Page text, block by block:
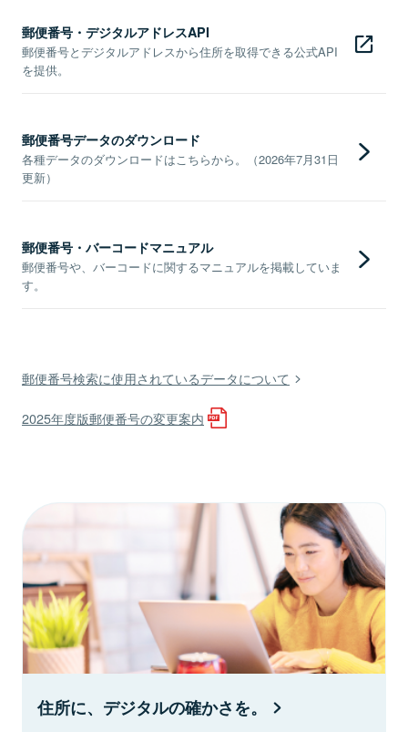
郵便番号・デジタルアドレスAPI
郵便番号とデジタルアドレスから住所を取得できる公式API
を提供。
郵便番号データのダウンロード
各種データのダウンロードはこちらから。（2026年7月31日
更新）
郵便番号・バーコードマニュアル
郵便番号や、バーコードに関するマニュアルを掲載していま
す。
郵便番号検索に使用されているデータについて
2025年度版郵便番号の変更案内
住所に、デジタルの確かさを。